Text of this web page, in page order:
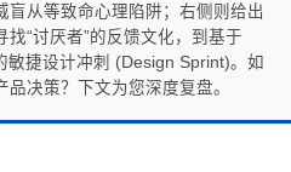
盲从等致命心理陷阱；右侧则给出
“讨厌者”的反馈文化，到基于
敏捷设计冲刺 (Design Sprint)。如
决策？下文为您深度复盘。